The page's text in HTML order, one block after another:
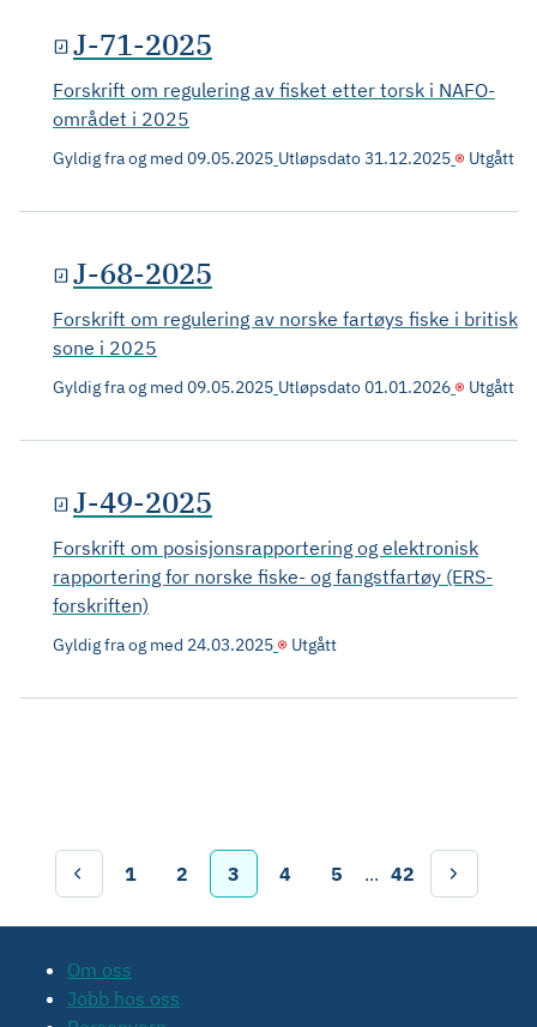
J-71-2025
Forskrift om regulering av fisket etter torsk i NAFO-
området i 2025
Gyldig fra og med 09.05.2025 Utløpsdato31.12.2025 Utgått
J-68-2025
Forskrift om regulering av norske fartøys fiske i britisk
sone i 2025
Gyldig fra og med 09.05.2025 Utløpsdato01.01.2026 Utgått
J-49-2025
Forskrift om posisjonsrapportering og elektronisk
rapportering for norske fiske- og fangstfartøy (ERS-
forskriften)
Gyldig fra og med 24.03.2025 Utgått
1 2 3 4 5 ... 42
Om oss
Jobb hos oss